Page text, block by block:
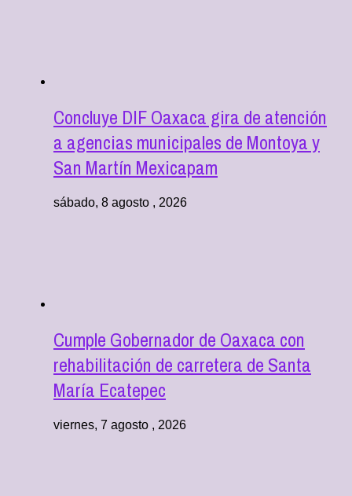
Concluye DIF Oaxaca gira de atención
a agencias municipales de Montoya y
San Martín Mexicapam
sábado, 8 agosto , 2026
Cumple Gobernador de Oaxaca con
rehabilitación de carretera de Santa
María Ecatepec
viernes, 7 agosto , 2026